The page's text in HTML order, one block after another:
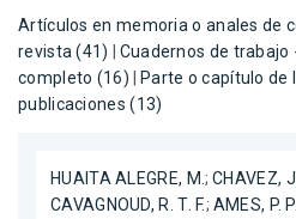
Artículos en memoria o anales de
revista (41)
Cuadernos de trabajo
completo (16)
Parte o capítulo de
publicaciones (13)
HUAITA ALEGRE, M.;CHAVEZ,
CAVAGNOUD, R. T. F.; AMES, P.